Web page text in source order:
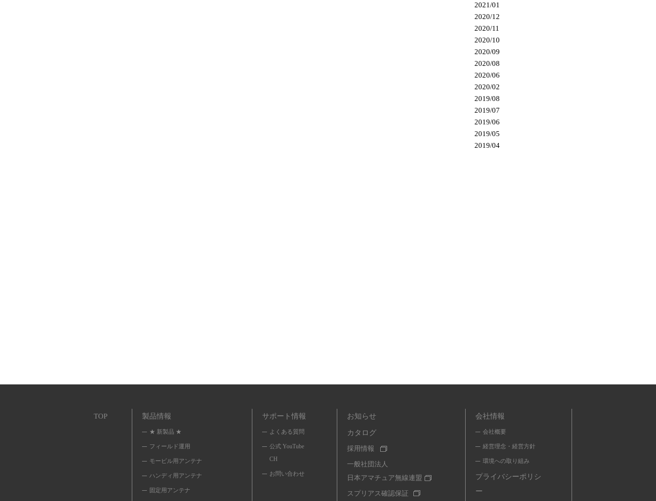
2021/01
2020/12
2020/11
2020/10
2020/09
2020/08
2020/06
2020/02
2019/08
2019/07
2019/06
2019/05
2019/04
TOP 製品情報
★ 新製品 ★
フィールド運用
モービル用アンテナ
ハンディ用アンテナ
固定用アンテナ
サポート情報
よくある質問
公式 YouTube
CH
お問い合わせ
お知らせ
カタログ
採用情報
一般社団法人
日本アマチュア無線連盟
スプリアス確認保証
会社情報
会社概要
経営理念・経営方針
環境への取り組み
プライバシーポリシ
ー